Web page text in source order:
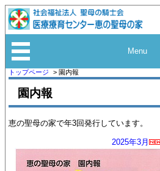
Menu
トップページ 園内報
園内報
恵の聖母の家で年3回発行しています。
2025年3月